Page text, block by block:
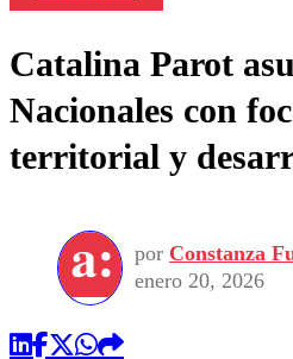
Catalina Parot
Nacionales con
territorial y
por Constanza
enero 20, 2026